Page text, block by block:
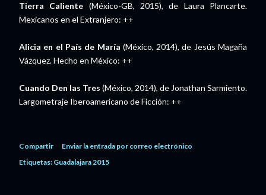
Tierra Caliente (México-GB, 2015), de Laura Plancarte.
Mexicanos en el Extranjero: ++
Alicia en el País de María (México, 2014), de Jesús Magaña
Vázquez. Hecho en México: ++
Cuando Den las Tres (México, 2014), de Jonathan Sarmiento.
Largometraje Iberoamericano de Ficción: ++
Compartir
Enviar la entrada por correo electrónico
Etiquetas: Guadalajara 2015